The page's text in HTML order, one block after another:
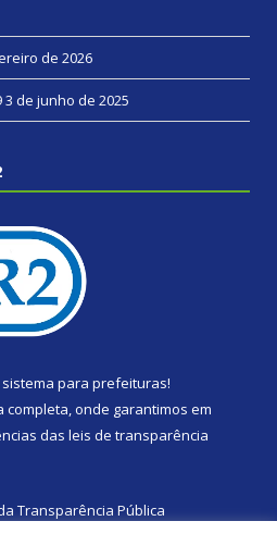
de 2026
3 de junho de 2025
sistema para prefeituras!
completa, onde garantimos em
das leis de transparência
Transparência Pública